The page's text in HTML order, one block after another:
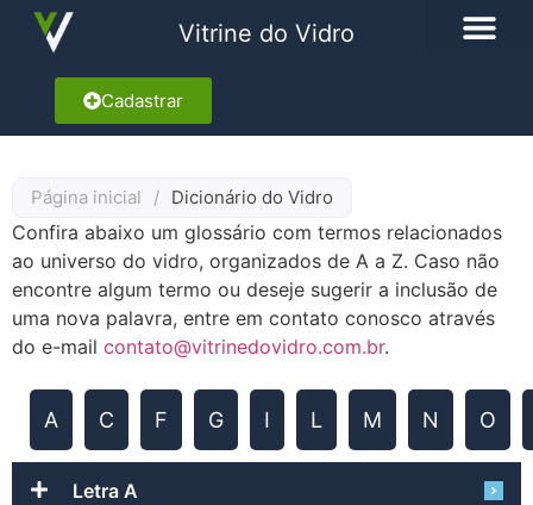
Vitrine do Vidro
Cadastrar
Página inicial / Dicionário do Vidro
Confira abaixo um glossário com termos relacionados
ao universo do vidro, organizados de A a Z. Caso não
encontre algum termo ou deseje sugerir a inclusão de
uma nova palavra, entre em contato conosco através
do e-mail contato@vitrinedovidro.com.br.
A C F G I L M N O
Letra A